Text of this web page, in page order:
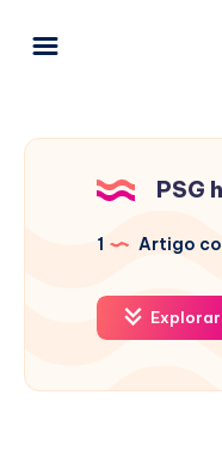
PSG
1 Artigo
Explorar